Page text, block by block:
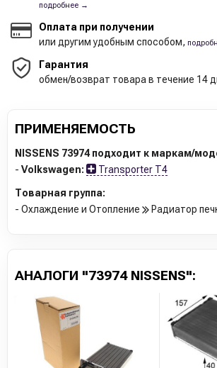
подробнее →
Оплата при получении
или другим удобным способом,
Гарантия
обмен/возврат товара в течение 14
ПРИМЕНЯЕМОСТЬ
NISSENS 73974 подходит к маркам/
- Volkswagen: Transporter T4
Товарная группа:
- Охлаждение и Отопление
Радиатор
АНАЛОГИ "73974 NISSENS":